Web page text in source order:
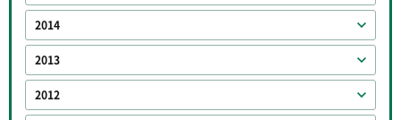
2014
2013
2012